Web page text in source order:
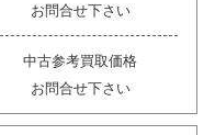
お問合せ下さい
中古参考買取価格
お問合せ下さい